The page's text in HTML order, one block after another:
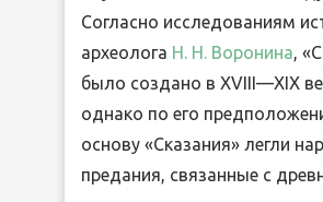
Согласно исследованиям
археолога Н. Н. Воронина,
было создано в XVIII—XIX
однако по его
основу «Сказания» легли
предания, связанные с